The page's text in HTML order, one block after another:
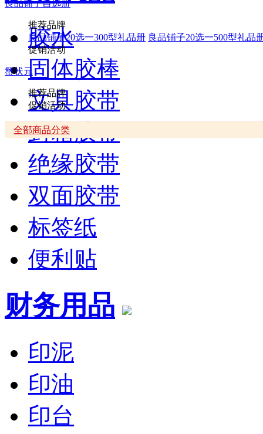
良品铺子自选册
推荐品牌
良品铺子20选一300型礼品册 良品铺子20选一500型礼品
促销活动
蟹状元
推荐品牌
促销活动
全部商品分类
胶水
固体胶棒
文具胶带
封箱胶带
绝缘胶带
双面胶带
标签纸
便利贴
财务用品
印泥
印油
印台